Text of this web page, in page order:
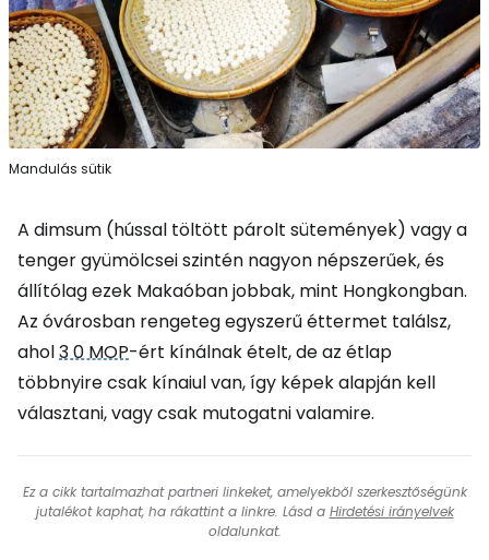
Mandulás sütik
A dimsum (hússal töltött párolt sütemények) vagy a
tenger gyümölcsei szintén nagyon népszerűek, és
állítólag ezek Makaóban jobbak, mint Hongkongban.
Az óvárosban rengeteg egyszerű éttermet találsz,
ahol3 0 MOP-ért kínálnak ételt, de az étlap
többnyire csak kínaiul van, így képek alapján kell
választani, vagy csak mutogatni valamire.
Ez a cikk tartalmazhat partneri linkeket, amelyekből szerkesztőségünk
jutalékot kaphat, ha rákattint a linkre. Lásd a Hirdetési irányelvek
oldalunkat.